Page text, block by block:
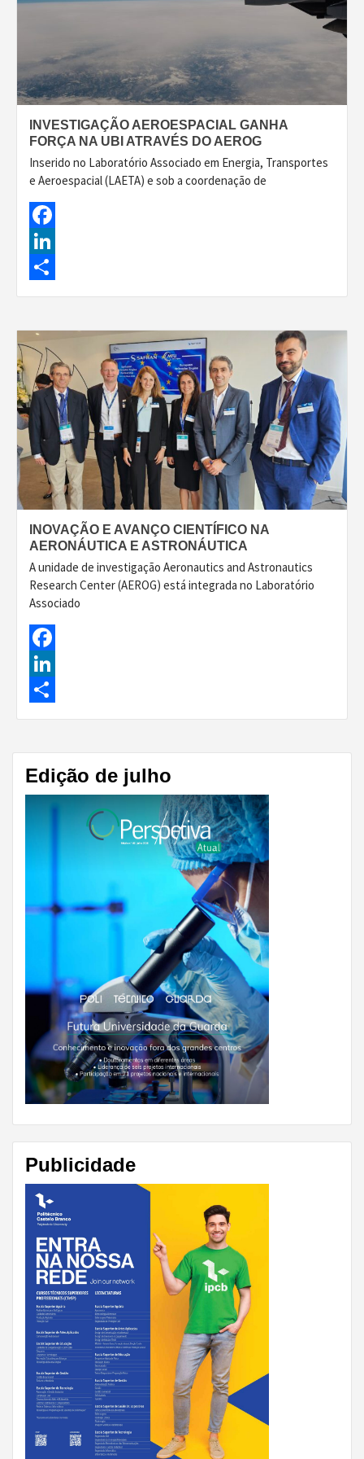
INVESTIGAÇÃO AEROESPACIAL GANHA
FORÇA NA UBI ATRAVÉS DO AEROG
Inserido no Laboratório Associado em Energia, Transportes
e Aeroespacial (LAETA) e sob a coordenação de
Facebook
LinkedIn
Share
INOVAÇÃO E AVANÇO CIENTÍFICO NA
AERONÁUTICA E ASTRONÁUTICA
A unidade de investigação Aeronautics and Astronautics
Research Center (AEROG) está integrada no Laboratório
Associado
Facebook
LinkedIn
Share
Edição de julho
Publicidade